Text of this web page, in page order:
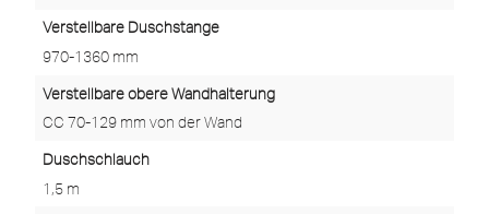
Verstellbare Duschstange
970-1360 mm
Verstellbare obere Wandhalterung
CC 70-129 mm von der Wand
Duschschlauch
1,5 m